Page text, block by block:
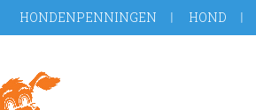
HONDENPENNINGEN HOND